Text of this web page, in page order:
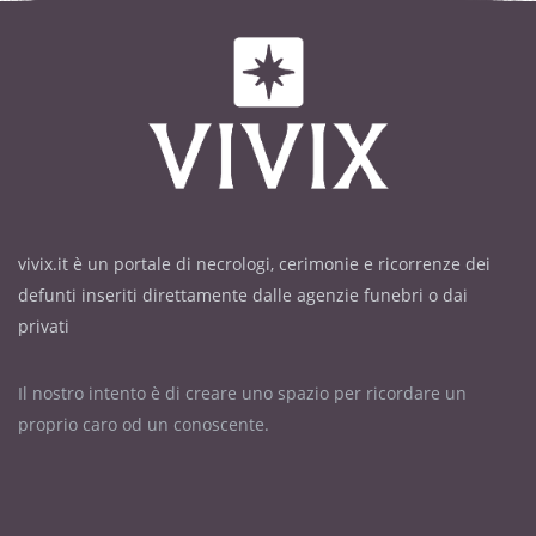
vivix.it è un portale di necrologi, cerimonie e ricorrenze dei
defunti inseriti direttamente dalle agenzie funebri o dai
privati
Il nostro intento è di creare uno spazio per ricordare un
proprio caro od un conoscente.